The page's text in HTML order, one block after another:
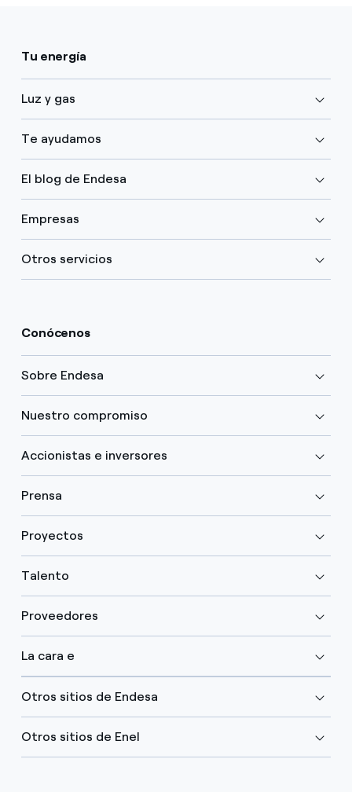
Tu energía
Luz y gas
Te ayudamos
El blog de Endesa
Empresas
Otros servicios
Conócenos
Sobre Endesa
Nuestro compromiso
Accionistas e inversores
Prensa
Proyectos
Talento
Proveedores
La cara e
Otros sitios de Endesa
Otros sitios de Enel